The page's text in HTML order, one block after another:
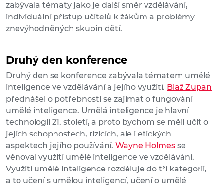
zabývala tématy jako je další směr vzdělávání,
individuální přístup učitelů k žákům a problémy
znevýhodněných skupin dětí.
Druhý den konference
Druhý den se konference zabývala tématem umělé
inteligence ve vzdělávání a jejího využití. Blaž Zupan
přednášel o potřebnosti se zajímat o fungování
umělé inteligence. Umělá inteligence je hlavní
technologií 21. století, a proto bychom se měli učit o
jejich schopnostech, rizicích, ale i etických
aspektech jejího používání. Wayne Holmes se
věnoval využití umělé inteligence ve vzdělávání.
Využití umělé inteligence rozděluje do tří kategorii,
a to učení s umělou inteligencí, učení o umělé